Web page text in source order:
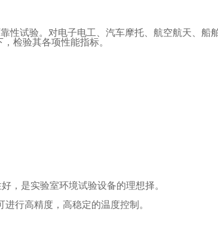
性试验。对电子电工、汽车摩托、航空航天、船
检验其各项性能指标。
，是实验室环境试验设备的理想择。
行高精度，高稳定的温度控制。